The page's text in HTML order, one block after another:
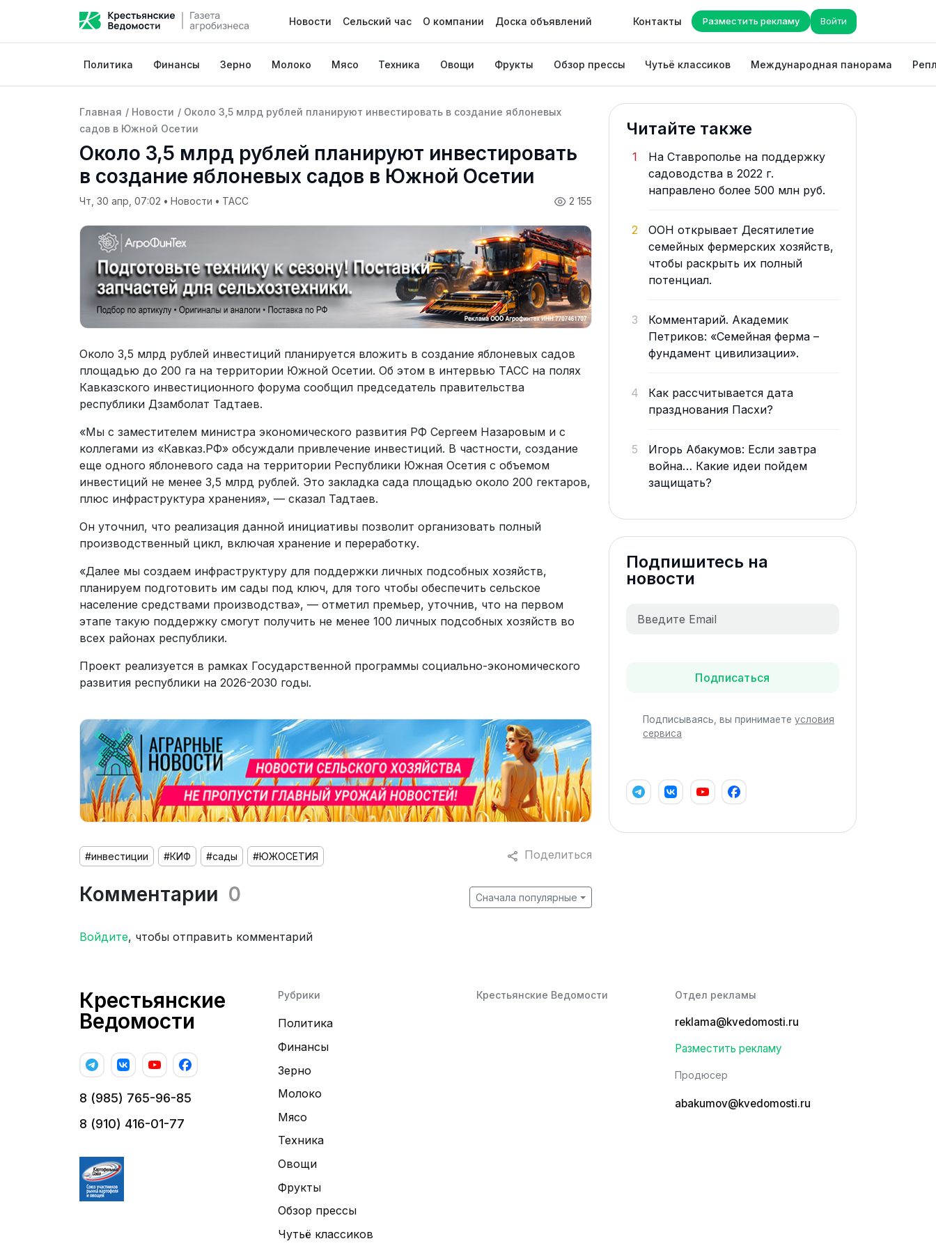
Новости Сельский час О компании Доска объявлений Контакты Разместить рекламу Войти
Политика Финансы Зерно Молоко Мясо Техника Овощи Фрукты Обзор прессы Чутьё классиков Международная панорама
Главная / Новости / Около 3,5 млрд рублей планируют инвестировать в создание яблоневых
садов в Южной Осетии
Около 3,5 млрд рублей планируют инвестировать
в создание яблоневых садов в Южной Осетии
2 155
Чт, 30 апр, 07:02 • Новости • ТАСС
Около 3,5 млрд рублей инвестиций планируется вложить в создание яблоневых садов
площадью до 200 га на территории Южной Осетии. Об этом в интервью ТАСС на полях
Кавказского инвестиционного форума сообщил председатель правительства
республики Дзамболат Тадтаев.
«Мы с заместителем министра экономического развития РФ Сергеем Назаровым и с
коллегами из «Кавказ.РФ» обсуждали привлечение инвестиций. В частности, создание
еще одного яблоневого сада на территории Республики Южная Осетия с объемом
инвестиций не менее 3,5 млрд рублей. Это закладка сада площадью около 200 гектаров,
плюс инфраструктура хранения», — сказал Тадтаев.
Он уточнил, что реализация данной инициативы позволит организовать полный
производственный цикл, включая хранение и переработку.
«Далее мы создаем инфраструктуру для поддержки личных подсобных хозяйств,
планируем подготовить им сады под ключ, для того чтобы обеспечить сельское
население средствами производства», — отметил премьер, уточнив, что на первом
этапе такую поддержку смогут получить не менее 100 личных подсобных хозяйств во
всех районах республики.
Проект реализуется в рамках Государственной программы социально-экономического
развития республики на 2026-2030 годы.
Поделиться
#инвестиции #КИФ #сады #ЮЖОСЕТИЯ
Комментарии 0 Сначала популярные
Войдите, чтобы отправить комментарий
Читайте также
1
На Ставрополье на поддержку
садоводства в 2022 г.
направлено более 500 млн руб.
2
ООН открывает Десятилетие
семейных фермерских хозяйств,
чтобы раскрыть их полный
потенциал.
3
Комментарий. Академик
Петриков: «Семейная ферма –
фундамент цивилизации».
4
Как рассчитывается дата
празднования Пасхи?
5
Игорь Абакумов: Если завтра
война… Какие идеи пойдем
защищать?
Подпишитесь на
новости
Подписаться
Подписываясь, вы принимаете условия
сервиса
Крестьянские
Ведомости
8 (985) 765-96-85
8 (910) 416-01-77
Рубрики
Политика
Финансы
Зерно
Молоко
Мясо
Техника
Овощи
Фрукты
Обзор прессы
Чутьё классиков
Крестьянские Ведомости Отдел рекламы
reklama@kvedomosti.ru
Разместить рекламу
Продюсер
abakumov@kvedomosti.ru